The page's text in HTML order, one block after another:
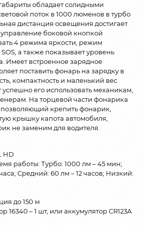
обладает солидными
поток в 1000 люменов в турбо
дистанция освещения достигает
боковой кнопкой
4 режима яркости, режим
а также показывает уровень
Имеет встроенное зарядное
поставить фонарь на зарядку в
компактность и маленький вес
его использовать механикам,
На торцевой части фонарика
крепить фонарик,
крышку капота автомобиля,
не заменим для водителя.
HD
работы: Турбо: 1000 лм – 45 мин;
Средний: 60 лм – 12 часов; Низкий:
до 150 м
16340 – 1 шт, или аккумулятор CR123A